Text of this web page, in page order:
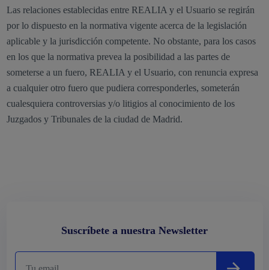
Las relaciones establecidas entre REALIA y el Usuario se regirán
por lo dispuesto en la normativa vigente acerca de la legislación
aplicable y la jurisdicción competente. No obstante, para los casos
en los que la normativa prevea la posibilidad a las partes de
someterse a un fuero, REALIA y el Usuario, con renuncia expresa
a cualquier otro fuero que pudiera corresponderles, someterán
cualesquiera controversias y/o litigios al conocimiento de los
Juzgados y Tribunales de la ciudad de Madrid.
Suscríbete a nuestra Newsletter